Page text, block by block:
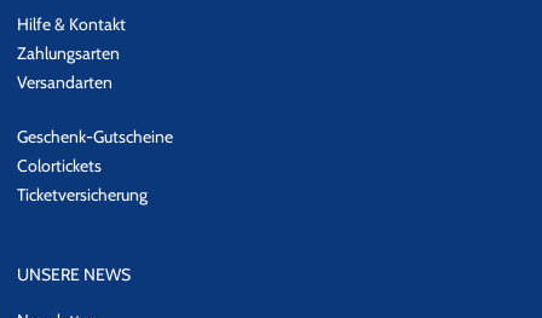
Hilfe & Kontakt
Zahlungsarten
Versandarten
Geschenk-Gutscheine
Colortickets
Ticketversicherung
UNSERE NEWS